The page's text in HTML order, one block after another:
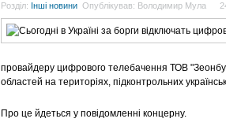
Розділ: Інші новини Опублікував: Володимир Мула
провайдеру цифрового телебачення ТОВ
областей на територіях, підконтрольних
Про це йдеться у повідомленні концерну.